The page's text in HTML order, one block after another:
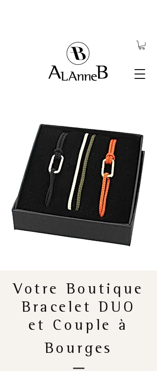
Votre Boutique
Bracelet DUO
et Couple à
Bourges